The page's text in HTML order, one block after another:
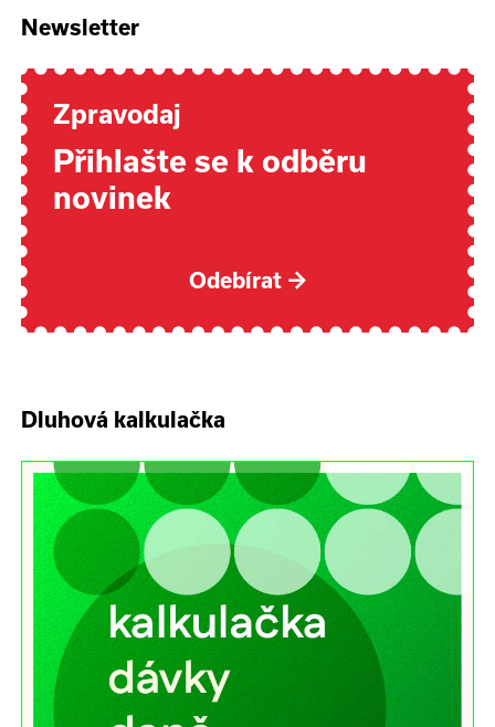
Newsletter
Zpravodaj
Přihlašte se k odběru
novinek
Odebírat →
Dluhová kalkulačka